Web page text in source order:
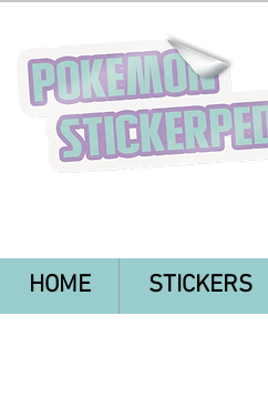
HOME STICKERS